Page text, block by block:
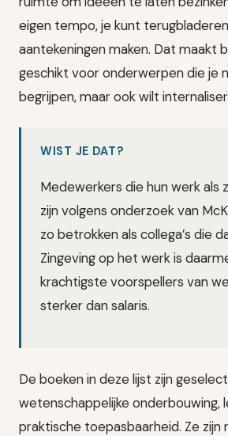
eigen tempo, je kunt
aantekeningen maken. Dat maakt
geschikt voor onderwerpen die je
begrijpen, maar ook wilt
WIST JE DAT?
Medewerkers die hun werk als
zijn volgens onderzoek van
zo betrokken als collega’s die
Zingeving op het werk is
krachtigste voorspellers van
sterker dan salaris.
De boeken in deze lijst zijn
wetenschappelijke onderbouwing,
praktische toepasbaarheid. Ze zijn